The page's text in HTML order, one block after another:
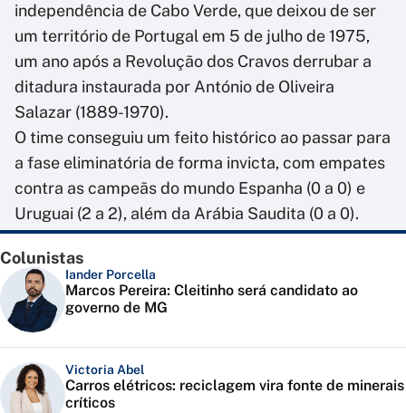
independência de Cabo Verde, que deixou de ser
um território de Portugal em 5 de julho de 1975,
um ano após a Revolução dos Cravos derrubar a
ditadura instaurada por António de Oliveira
Salazar (1889-1970).
O time conseguiu um feito histórico ao passar para
a fase eliminatória de forma invicta, com empates
contra as campeãs do mundo Espanha (0 a 0) e
Uruguai (2 a 2), além da Arábia Saudita (0 a 0).
Colunistas
Iander Porcella
Marcos Pereira: Cleitinho será candidato ao
governo de MG
Victoria Abel
Carros elétricos: reciclagem vira fonte de minerais
críticos